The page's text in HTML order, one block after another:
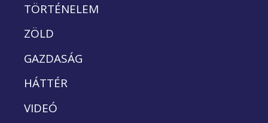
TÖRTÉNELEM
ZÖLD
GAZDASÁG
HÁTTÉR
VIDEÓ